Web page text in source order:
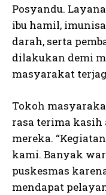
Posyandu.
ibu hamil,
darah, serta
dilakukan demi
masyarakat
Tokoh
rasa terima kasih
mereka.
kami. Banyak
puskesmas
mendapat